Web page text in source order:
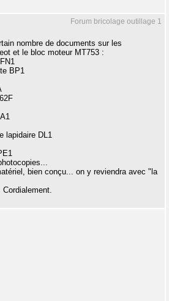
Forum bricolage outillage 1
nombre de documents sur les
et le bloc moteur MT753 :
BP1
lapidaire DL1
bien conçu... on y reviendra avec "la